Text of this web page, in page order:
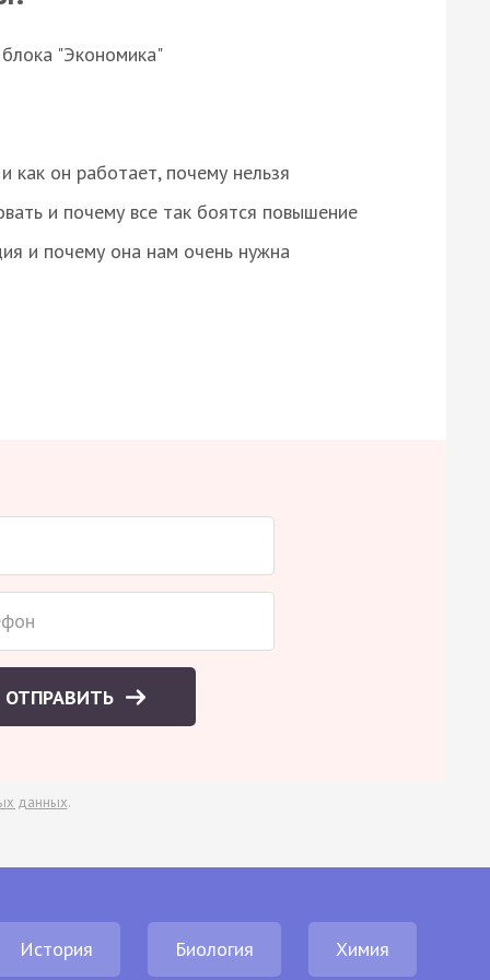
"Экономика"
как он работает, почему нельзя
и почему все так боятся повышение
и почему она нам очень нужна
ОТПРАВИТЬ
данных.
История Биология Химия